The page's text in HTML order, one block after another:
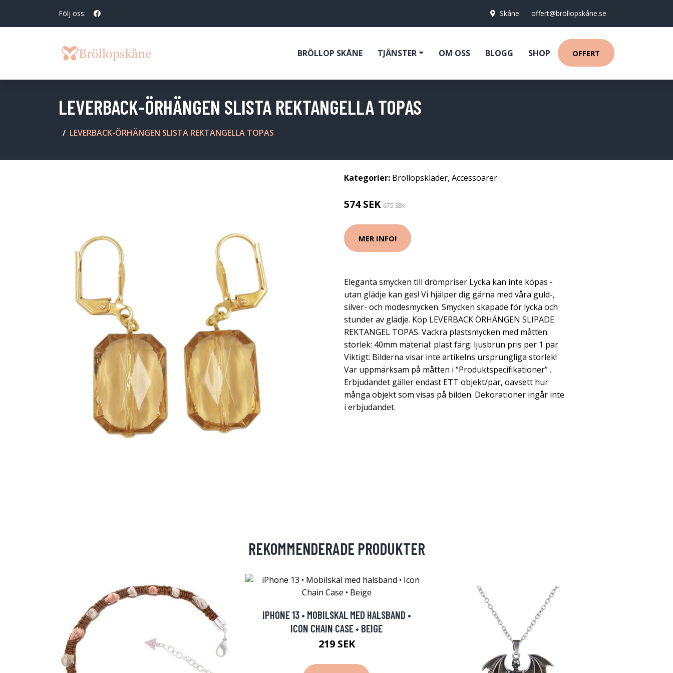
Följ oss: Skåne offert@bröllopskåne.se
BRÖLLOP SKÅNE TJÄNSTER OM OSS BLOGG SHOP OFFERT
LEVERBACK-ÖRHÄNGEN SLISTA REKTANGELLA TOPAS
LEVERBACK-ÖRHÄNGEN SLISTA REKTANGELLA TOPAS
Kategorier: Bröllopskläder, Accessoarer
574 SEK 675 SEK
MER INFO!
Eleganta smycken till drömpriser Lycka kan inte köpas -
utan glädje kan ges! Vi hjälper dig gärna med våra guld-,
silver- och modesmycken. Smycken skapade för lycka och
stunder av glädje. Köp LEVERBACK ÖRHÄNGEN SLIPADE
REKTANGEL TOPAS. Vackra plastsmycken med måtten:
storlek: 40mm material: plast färg: ljusbrun pris per 1 par
Viktigt: Bilderna visar inte artikelns ursprungliga storlek!
Var uppmärksam på måtten i “Produktspecifikationer” .
Erbjudandet gäller endast ETT objekt/par, oavsett hur
många objekt som visas på bilden. Dekorationer ingår inte
i erbjudandet.
REKOMMENDERADE PRODUKTER
IPHONE 13 • MOBILSKAL MED HALSBAND •
ICON CHAIN CASE • BEIGE
219 SEK